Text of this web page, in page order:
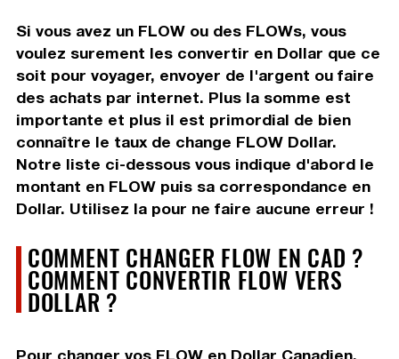
Si vous avez un FLOW ou des FLOWs, vous
voulez surement les convertir en Dollar que ce
soit pour voyager, envoyer de l'argent ou faire
des achats par internet. Plus la somme est
importante et plus il est primordial de bien
connaître le taux de change FLOW Dollar.
Notre liste ci-dessous vous indique d'abord le
montant en FLOW puis sa correspondance en
Dollar. Utilisez la pour ne faire aucune erreur !
COMMENT CHANGER FLOW EN CAD ?
COMMENT CONVERTIR FLOW VERS
DOLLAR ?
Pour changer vos FLOW en Dollar Canadien,